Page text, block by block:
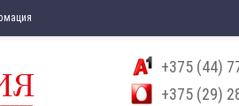
+375 (44)
+375 (29)